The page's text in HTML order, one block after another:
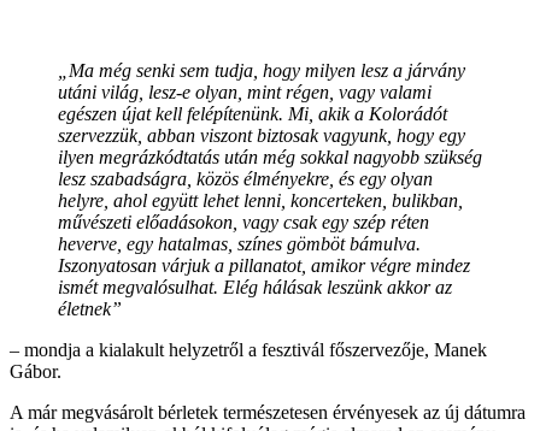
„Ma még senki sem tudja, hogy milyen lesz a járvány
utáni világ, lesz-e olyan, mint régen, vagy valami
egészen újat kell felépítenünk. Mi, akik a Kolorádót
szervezzük, abban viszont biztosak vagyunk, hogy egy
ilyen megrázkódtatás után még sokkal nagyobb szükség
lesz szabadságra, közös élményekre, és egy olyan
helyre, ahol együtt lehet lenni, koncerteken, bulikban,
művészeti előadásokon, vagy csak egy szép réten
heverve, egy hatalmas, színes gömböt bámulva.
Iszonyatosan várjuk a pillanatot, amikor végre mindez
ismét megvalósulhat. Elég hálásak leszünk akkor az
életnek”
– mondja a kialakult helyzetről a fesztivál főszervezője, Manek
Gábor.
A már megvásárolt bérletek természetesen érvényesek az új dátumra